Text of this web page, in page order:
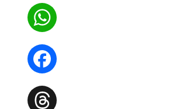
WhatsApp
Facebook